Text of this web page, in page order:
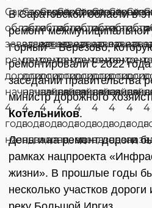
В Саратовской области в
ремонт
Горный – Березово,
ремонтировали с 2022
заседании правительства
министр дорожного
Котельников.
Деньги на ремонт дороги
рамках нацпроекта
жизни». В прошлые годы
несколько участков